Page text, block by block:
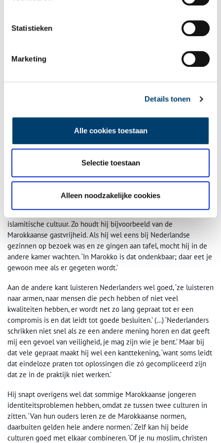
Statistieken
Marketing
Details tonen
Alle cookies toestaan
Selectie toestaan
Alleen noodzakelijke cookies
Feest in Wijkcentrum Overdie. Foto: Jan Meurs (pagina 142).
Tussen twee culturen
In de interviews komt regelmatig het verschil tussen de
Marokkaanse en Nederlandse cultuur ter sprake. Neem Yassine
Hanyn, die in december 1996 van Casablanca naar Nederland
begint als pizzakoerier, opent een eigen restaurant in Heiloo en
nog een tweede in Alkmaar. Hanyn gaat niet naar de moskee en
heeft weinig contact met de Marokkaanse gemeenschap in
Alkmaar, maar hij voelt zich wel verbonden met de Marokkaans-
islamitische cultuur. Zo houdt hij bijvoorbeeld van de
Marokkaanse gastvrijheid. Als hij wel eens bij Nederlandse
gezinnen op bezoek was en ze gingen aan tafel, mocht hij in de
andere kamer wachten. ‘In Marokko is dat ondenkbaar; daar eet je
gewoon mee als er gegeten wordt.’
Aan de andere kant luisteren Nederlanders wel goed, ‘ze luisteren
naar armen, naar mensen die pech hebben of niet veel
kwaliteiten hebben, er wordt net zo lang gepraat tot er een
compromis is en dat leidt tot goede besluiten.’ (…) ‘Nederlanders
schrikken niet snel als ze een andere mening horen en dat geeft
mij een gevoel van veiligheid, je mag zijn wie je bent.’ Maar bij
dat vele gepraat maakt hij wel een kanttekening, ‘want soms leidt
dat eindeloze praten tot oplossingen die zó gecompliceerd zijn
dat ze in de praktijk niet werken.’
Hij snapt overigens wel dat sommige Marokkaanse jongeren
identiteitsproblemen hebben, omdat ze tussen twee culturen in
zitten. ‘Van hun ouders leren ze de Marokkaanse normen,
daarbuiten gelden hele andere normen.’ Zelf kan hij beide
culturen goed met elkaar combineren. ‘Of je nu moslim, christen